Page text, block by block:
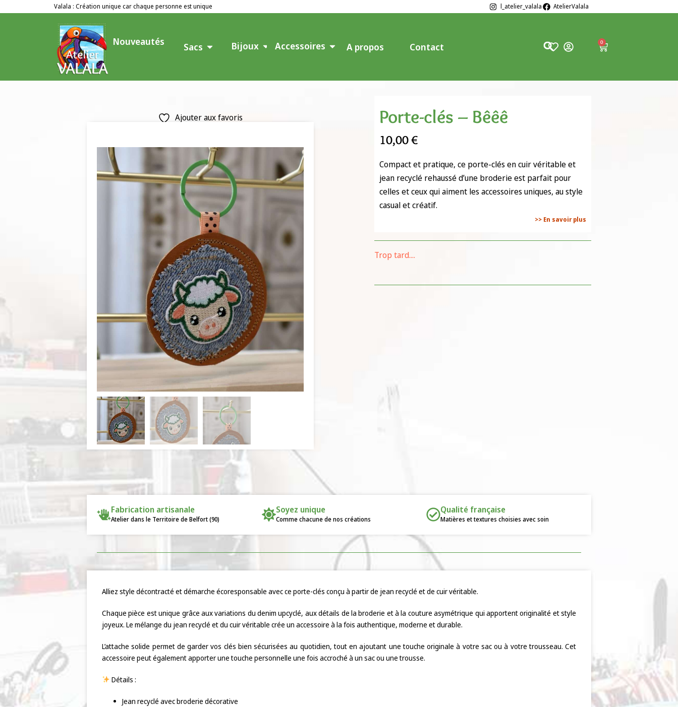
Valala : Création unique car chaque personne est unique l_atelier_valala AtelierValala
Nouveautés Sacs Bijoux Accessoires A propos Contact 0
Ajouter aux favoris Porte-clés – Bêêê
10,00€
Compact et pratique, ce porte-clés en cuir véritable et
jean recyclé rehaussé d’une broderie est parfait pour
celles et ceux qui aiment les accessoires uniques, au style
casual et créatif.
>> En savoir plus
Trop tard....
Fabrication artisanale
Atelier dans le Territoire de Belfort (90)
Soyez unique
Comme chacune de nos créations
Qualité française
Matières et textures choisies avec soin
Alliez style décontracté et démarche écoresponsable avec ce porte-clés conçu à partir de jean recyclé et de cuir véritable.
Chaque pièce est unique grâce aux variations du denim upcyclé, aux détails de la broderie et à la couture asymétrique qui apportent originalité et style
joyeux. Le mélange du jean recyclé et du cuir véritable crée un accessoire à la fois authentique, moderne et durable.
L’attache solide permet de garder vos clés bien sécurisées au quotidien, tout en ajoutant une touche originale à votre sac ou à votre trousseau. Cet
accessoire peut également apporter une touche personnelle une fois accroché à un sac ou une trousse.
Détails :
Jean recyclé avec broderie décorative